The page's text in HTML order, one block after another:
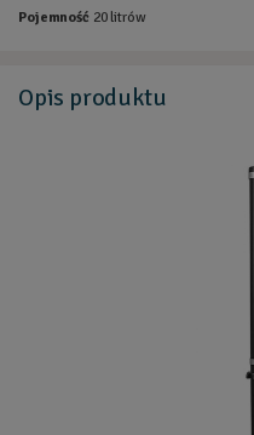
Pojemność20 litrów
Opis produktu